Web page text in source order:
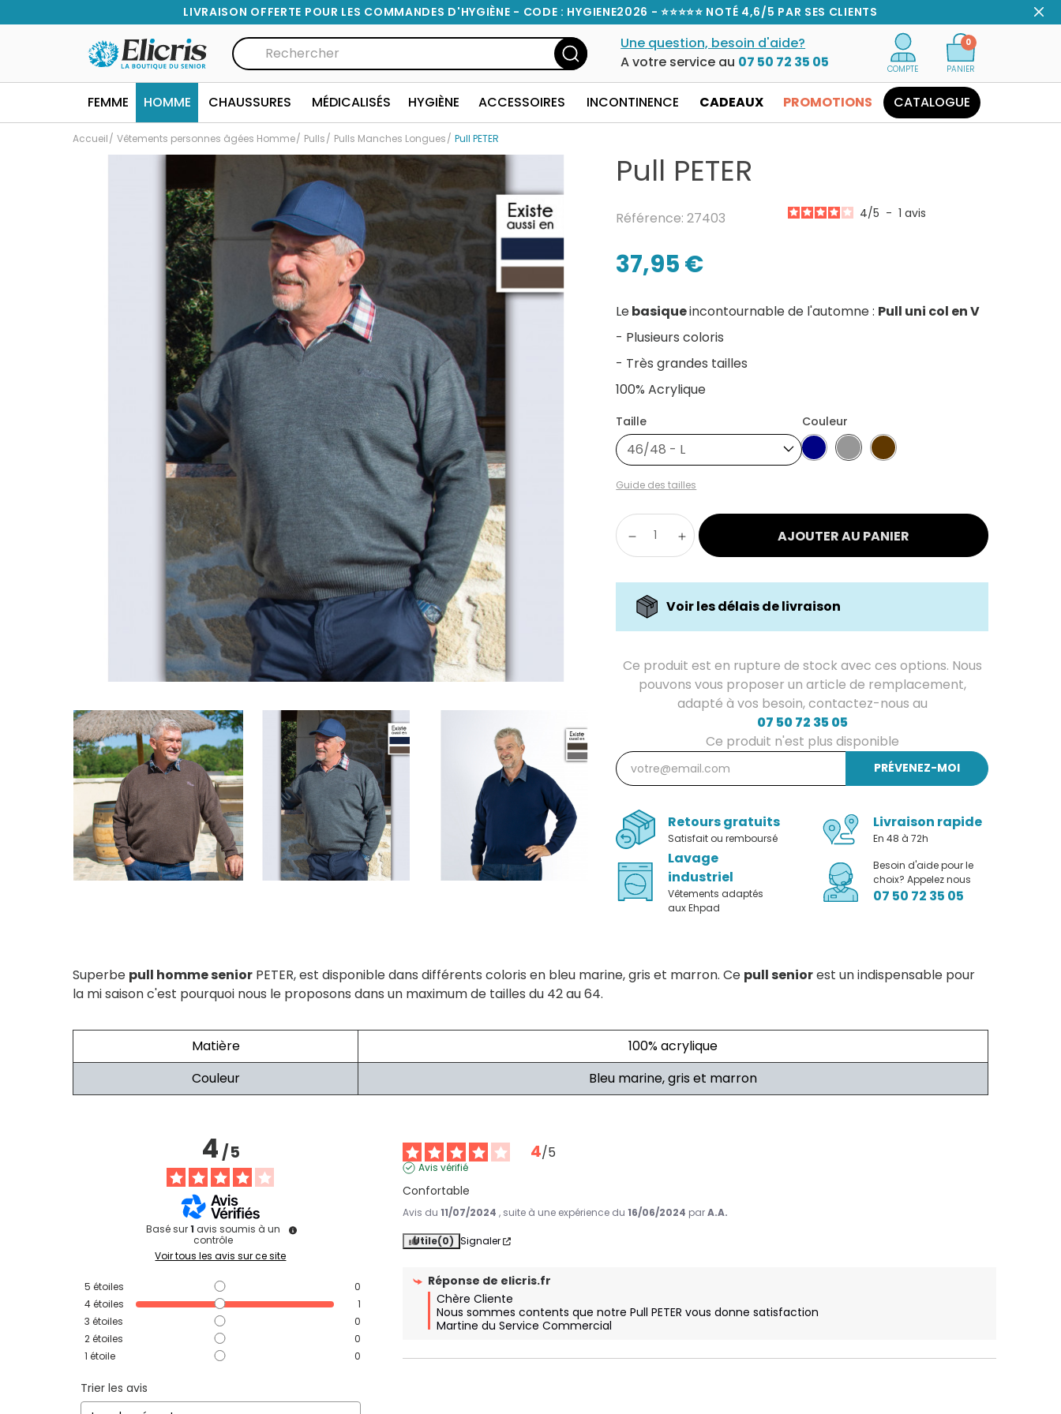
LIVRAISON OFFERTE POUR LES COMMANDES D'HYGIÈNE - CODE : HYGIENE2026 - ⭐⭐⭐⭐⭐ NOTÉ 4,6/5 PAR SES CLIENTS
Une question, besoin d'aide?
A votre service au 07 50 72 35 05 COMPTE PANIER
0
FEMME HOMME CHAUSSURES MÉDICALISÉS HYGIÈNE ACCESSOIRES INCONTINENCE CADEAUX PROMOTIONS CATALOGUE
Accueil Vêtements personnes âgées Homme Pulls Pulls Manches Longues Pull PETER
Pull PETER
Référence: 27403 4/5 - 1avis
37,95 €
Lebasiqueincontournable de l'automne : Pull uni col en V
- Plusieurs coloris
- Très grandes tailles
100% Acrylique
Couleur
Taille
46/48 - L
Guide des tailles
AJOUTER AU PANIER
Voir les délais de livraison
Ce produit est en rupture de stock avec ces options. Nous
pouvons vous proposer un article de remplacement,
adapté à vos besoin, contactez-nous au
07 50 72 35 05
Ce produit n'est plus disponible
PRÉVENEZ-MOI
Retours gratuits
Satisfait ou remboursé
Livraison rapide
En 48 à 72h
Lavage
industriel
Vêtements adaptés
aux Ehpad
Besoin d'aide pour le
choix? Appelez nous
07 50 72 35 05
Superbe pull homme senior PETER, est disponible dans différents coloris en bleu marine, gris et marron. Ce pull seniorest un indispensable pour
la mi saison c'est pourquoi nous le proposons dans un maximum de tailles du 42 au 64.
Matière
100% acrylique
Couleur
Bleu marine, gris et marron
4/5
Basé sur1 avis soumis à un
contrôle
Voir tous les avis sur ce site
5 étoiles
0
4étoiles
1
3 étoiles
0
2étoiles
0
1 étoile 0
Trier les avis
4/5
Avis vérifié
Confortable
Avis du11/07/2024 , suite à une expérience du16/06/2024 parA.A.
Utile(0) Signaler
Réponse de elicris.fr
Chère Cliente
Nous sommes contents que notre Pull PETER vous donne satisfaction
Martine du Service Commercial